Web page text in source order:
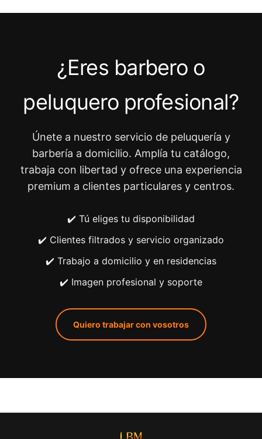
¿Eres barbero o
peluquero profesional?
Únete a nuestro servicio de peluquería y
barbería a domicilio. Amplía tu catálogo,
trabaja con libertad y ofrece una experiencia
premium a clientes particulares y centros.
✔️ Tú eliges tu disponibilidad
✔️ Clientes filtrados y servicio organizado
✔️ Trabajo a domicilio y en residencias
✔️ Imagen profesional y soporte
Quiero trabajar con vosotros